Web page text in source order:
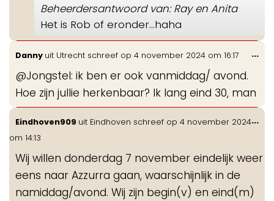
Beheerdersantwoord van: Ray en Anita
Het is Rob of eronder…haha
Danny uit Utrecht schreef op 4 november 2024 om 16:17
@Jongstel: ik ben er ook vanmiddag/ avond.
Hoe zijn jullie herkenbaar? Ik lang eind 30, man
...
Eindhoven909 uit Eindhoven schreef op 4 november 2024
om 14:13
Wij willen donderdag 7 november eindelijk weer
eens naar Azzurra gaan, waarschijnlijk in de
namiddag/avond. Wij zijn begin(v) en eind(m)
...